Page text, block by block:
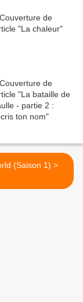
Westworld (Saison 1) >